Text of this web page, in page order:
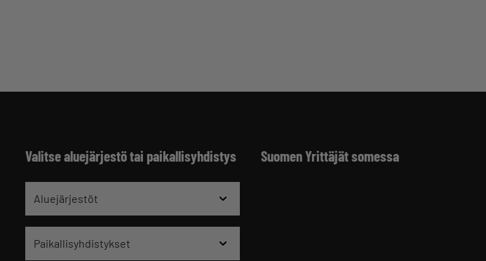
Valitse aluejärjestö tai paikallisyhdistys
Aluejärjestöt
Paikallisyhdistykset
Suomen Yrittäjät somessa